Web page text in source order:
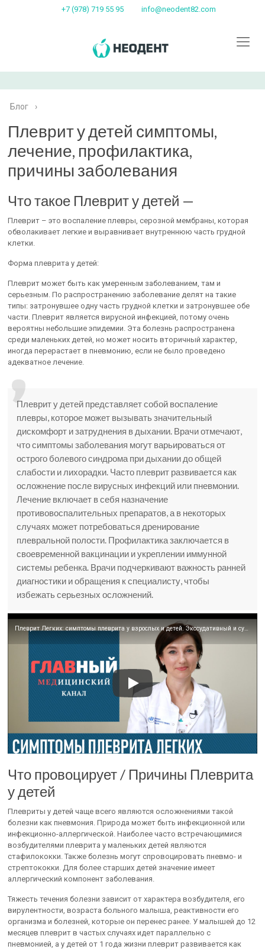
+7 (978) 719 55 95 info@neodent82.com
Блог ›
Плеврит у детей симптомы,
лечение, профилактика,
причины заболевания
Что такое Плеврит у детей —
Плеврит – это воспаление плевры, серозной мембраны, которая
обволакивает легкие и выравнивает внутреннюю часть грудной
клетки.
Форма плеврита у детей:
Плеврит может быть как умеренным заболеванием, там и
серьезным. По распространению заболевание делят на такие
типы: затронувшее одну часть грудной клетки и затронувшее обе
части. Плеврит является вирусной инфекцией, потому очень
вероятны небольшие эпидемии. Эта болезнь распространена
среди маленьких детей, но может носить вторичный характер,
иногда перерастает в пневмонию, если не было проведено
адекватное лечение.
Плеврит у детей представляет собой воспаление
плевры, которое может вызывать значительный
дискомфорт и затруднения в дыхании. Врачи отмечают,
что симптомы заболевания могут варьироваться от
острого болевого синдрома при дыхании до общей
слабости и лихорадки. Часто плеврит развивается как
осложнение после вирусных инфекций или пневмонии.
Лечение включает в себя назначение
противовоспалительных препаратов, а в некоторых
случаях может потребоваться дренирование
плевральной полости. Профилактика заключается в
своевременной вакцинации и укреплении иммунной
системы ребенка. Врачи подчеркивают важность ранней
диагностики и обращения к специалисту, чтобы
избежать серьезных осложнений.
Плеврит Легких: симптомы плеврита у взрослых и детей. Экссудативный и сухой плеврит
Что провоцирует / Причины Плеврита
у детей
Плевриты у детей чаще всего являются осложнениями такой
болезни как пневмония. Природа может быть инфекционной или
инфекционно-аллергической. Наиболее часто встречающимися
возбудителями плеврита у маленьких детей являются
стафилококки. Также болезнь могут спровоцировать пневмо- и
стрептококки. Для более старших детей значение имеет
аллергический компонент заболевания.
Тяжесть течения болезни зависит от характера возбудителя, его
вирулентности, возраста больного малыша, реактивности его
организма и болезней, которые он перенес ранее. У малышей до 12
месяцев плеврит в частых случаях идет параллельно с
пневмонией, а у детей от 1 года жизни плеврит развивается как